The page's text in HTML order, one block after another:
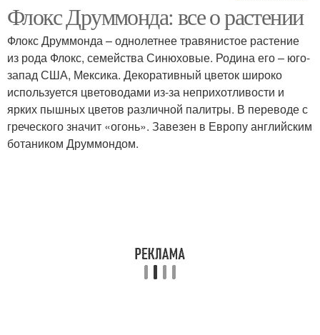
Шиловидные флоксы
Флокс Друммонда: все о растении
Флокс Друммонда – однолетнее травянистое растение
из рода Флокс, семейства Синюховые. Родина его – юго-
запад США, Мексика. Декоративный цветок широко
используется цветоводами из-за неприхотливости и
ярких пышных цветов различной палитры. В переводе с
греческого значит «огонь». Завезен в Европу английским
ботаником Друммондом.